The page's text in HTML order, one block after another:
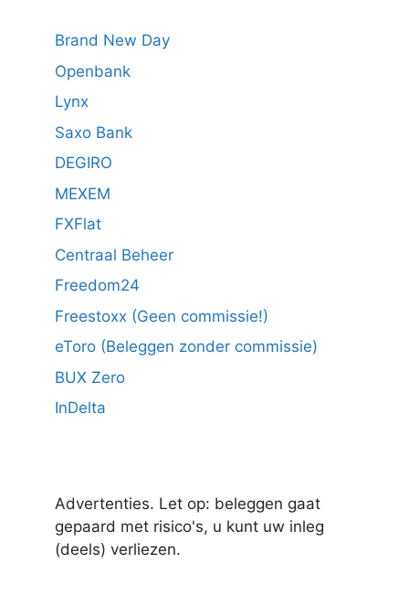
Brand New Day
Openbank
Lynx
Saxo Bank
DEGIRO
MEXEM
FXFlat
Centraal Beheer
Freedom24
Freestoxx (Geen commissie!)
eToro (Beleggen zonder commissie)
BUX Zero
InDelta
Advertenties. Let op: beleggen gaat
gepaard met risico's, u kunt uw inleg
(deels) verliezen.